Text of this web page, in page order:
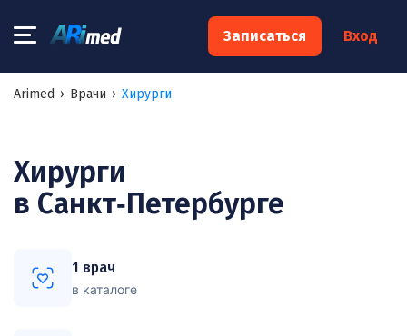
Записаться Вход
Arimed › Врачи › Хирурги
Хирурги
в Санкт‑Петербурге
1 врач
в каталоге
×
Запишитесь на консультацию к
Ваш e-mail:*